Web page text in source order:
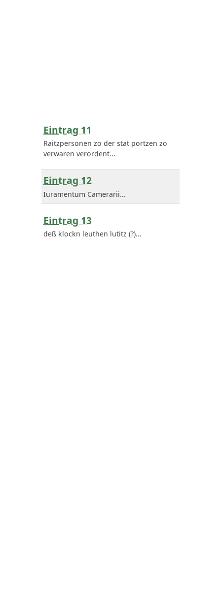
Eintrag 11
Raitzpersonen zo der stat portzen zo
verwaren verordent...
Eintrag 12
Iuramentum Camerarii...
Eintrag 13
deß klockn leuthen lutitz (?)...